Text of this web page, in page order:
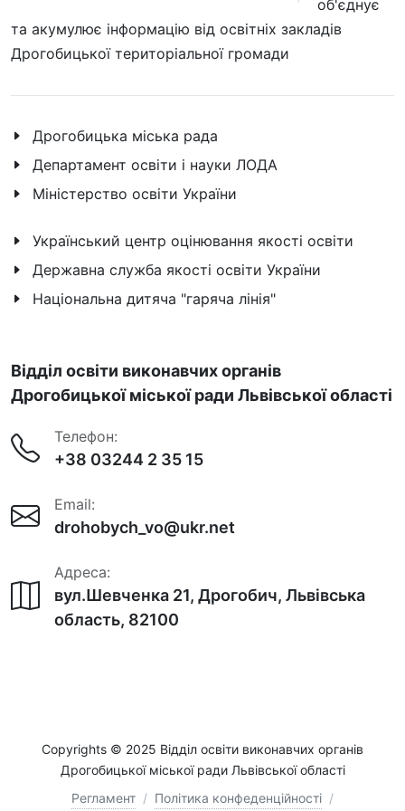
об'єднує
та акумулює інформацію від освітніх закладів
Дрогобицької територіальної громади
Дрогобицька міська рада
Департамент освіти і науки ЛОДА
Міністерство освіти України
Український центр оцінювання якості освіти
Державна служба якості освіти України
Національна дитяча "гаряча лінія"
Відділ освіти виконавчих органів
Дрогобицької міської ради Львівської області
Телефон:
+38 03244 2 35 15
Email:
drohobych_vo@ukr.net
Адреса:
вул.Шевченка 21, Дрогобич, Львівська
область, 82100
Copyrights © 2025 Відділ освіти виконавчих органів
Дрогобицької міської ради Львівської області
Регламент / Політика конфеденційності /